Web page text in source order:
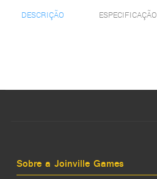
DESCRIÇÃO ESPECIFICAÇÃO
Sobre a Joinville Games